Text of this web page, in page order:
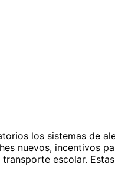
los sistemas de
nuevos, incentivos
escolar.